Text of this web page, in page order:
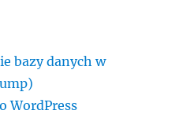
bazy danych w
WordPress